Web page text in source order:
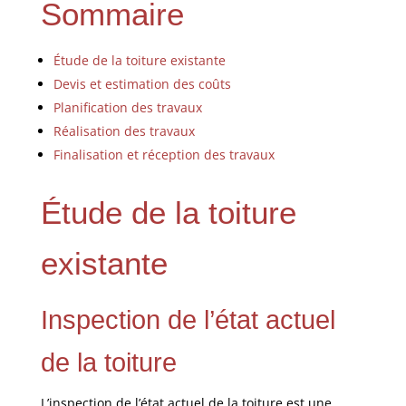
Sommaire
Étude de la toiture existante
Devis et estimation des coûts
Planification des travaux
Réalisation des travaux
Finalisation et réception des travaux
Étude de la toiture
existante
Inspection de l’état actuel
de la toiture